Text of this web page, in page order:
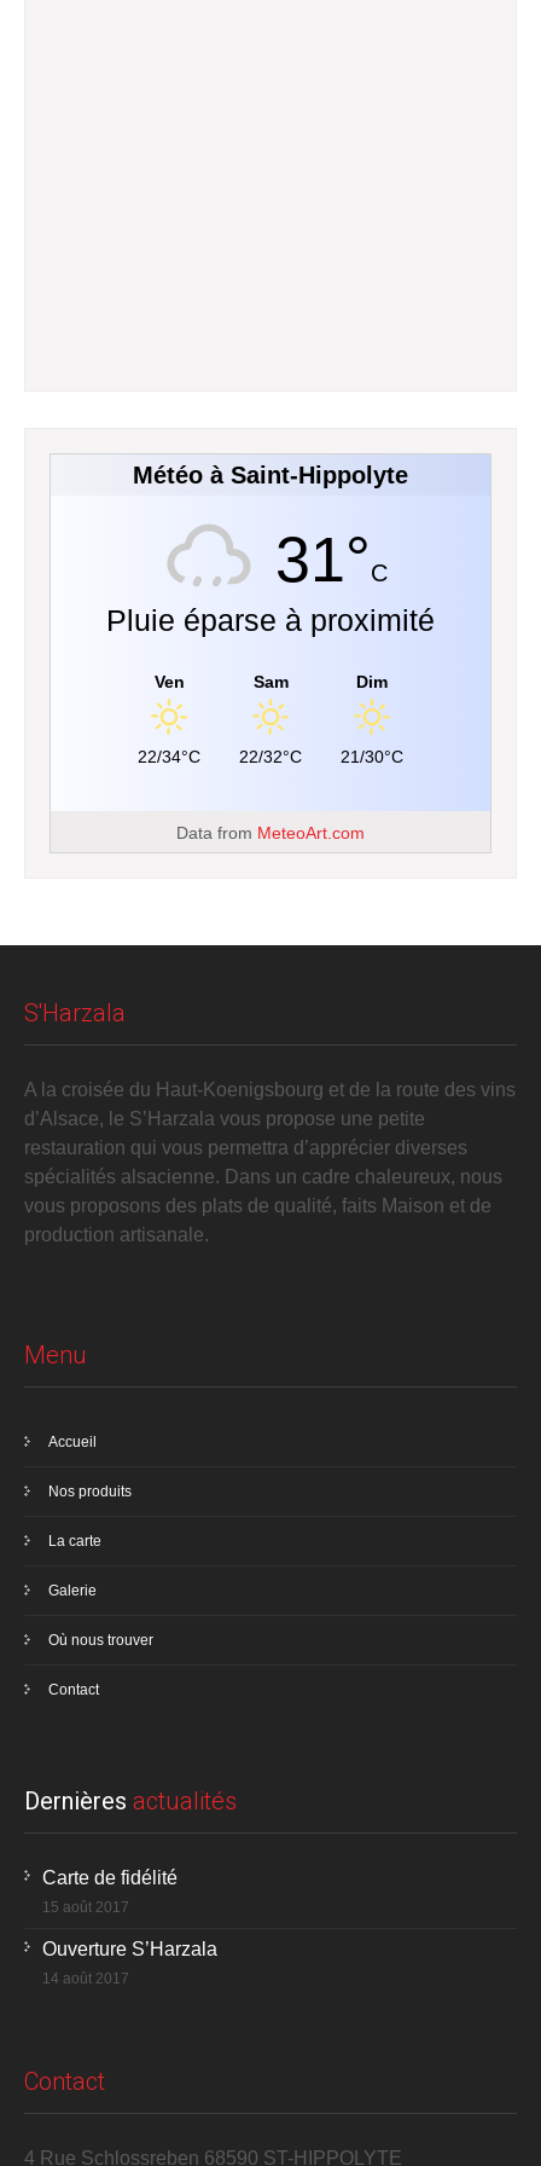
Météo à Saint-Hippolyte
31°C
Pluie éparse à proximité
Ven
22/34°C
Sam
22/32°C
Dim
21/30°C
Data from MeteoArt.com
S'Harzala
A la croisée du Haut-Koenigsbourg et de la route des vins
d’Alsace, le S’Harzala vous propose une petite
restauration qui vous permettra d’apprécier diverses
spécialités alsacienne. Dans un cadre chaleureux, nous
vous proposons des plats de qualité, faits Maison et de
production artisanale.
Menu
Accueil
Nos produits
La carte
Galerie
Où nous trouver
Contact
Dernières actualités
Carte de fidélité
15 août 2017
Ouverture S’Harzala
14 août 2017
Contact
4 Rue Schlossreben 68590 ST-HIPPOLYTE